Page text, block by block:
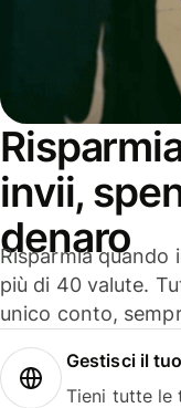
invii,
denaro
Risparmia quando
più di 40 valute.
unico conto,
Gestisci il
Tieni tutte le